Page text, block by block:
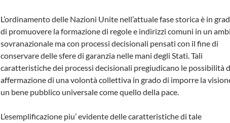
L’ordinamento delle Nazioni Unite nell’attuale fase storica è in
di promuovere la formazione di regole e indirizzi comuni in un
sovranazionale ma con processi decisionali pensati con il fine di
conservare delle sfere di garanzia nelle mani degli Stati. Tali
caratteristiche dei processi decisionali pregiudicano le possibilità
affermazione di una volontà collettiva in grado di imporre la
un bene pubblico universale come quello della pace.
L’esemplificazione piu’ evidente delle caratteristiche di tale